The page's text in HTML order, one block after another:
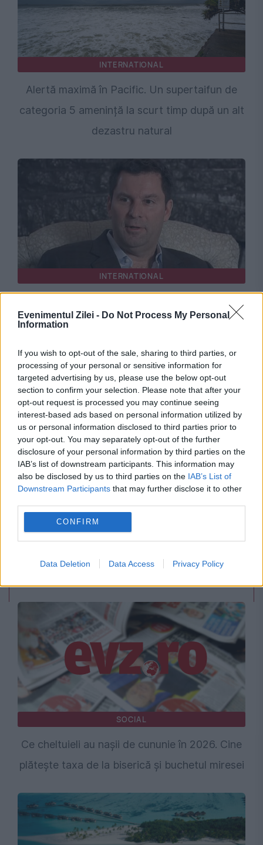
Evenimentul Zilei - Do Not Process My Personal
Information
If you wish to opt-out of the sale, sharing to third parties, or
processing of your personal or sensitive information for
targeted advertising by us, please use the below opt-out
section to confirm your selection. Please note that after your
opt-out request is processed you may continue seeing
interest-based ads based on personal information utilized by
us or personal information disclosed to third parties prior to
your opt-out. You may separately opt-out of the further
disclosure of your personal information by third parties on the
IAB’s list of downstream participants. This information may
also be disclosed by us to third parties on the IAB’s List of
Downstream Participants that may further disclose it to other
CONFIRM
Data Deletion Data Access Privacy Policy
INTERNATIONAL
Alertă maximă în Pacific. Un supertaifun de
categoria 5 amenință la scurt timp după un alt
dezastru natural
INTERNATIONAL
mineralelor din Insulele Cook. Washingtonul
Chinei în Pacific
POLITICA
Sorin Grindeanu: Parlamentul a evitat
SOCIAL
Ce cheltuieli au nașii de cununie în 2026. Cine
plătește taxa de la biserică și buchetul miresei